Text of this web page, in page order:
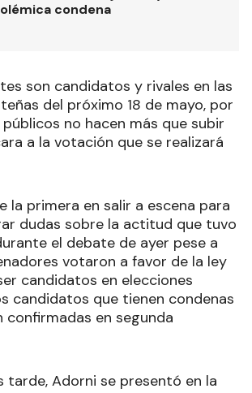
condena
son candidatos y rivales en las
del próximo 18 de mayo, por
no hacen más que subir
a la votación que se realizará
la primera en salir a escena para
dudas sobre la actitud que tuvo
el debate de ayer pese a
votaron a favor de la ley
candidatos en elecciones
candidatos que tienen condenas
en segunda
tarde, Adorni se presentó en la